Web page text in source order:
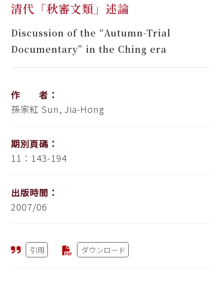
清代「秋審文類」述論
Discussion of the “Autumn-Trial
Documentary” in the Ching era
作 者：
孫家紅 Sun, Jia-Hong
期別頁碼：
11：143-194
出版時間：
2007/06
引用 ダウンロード